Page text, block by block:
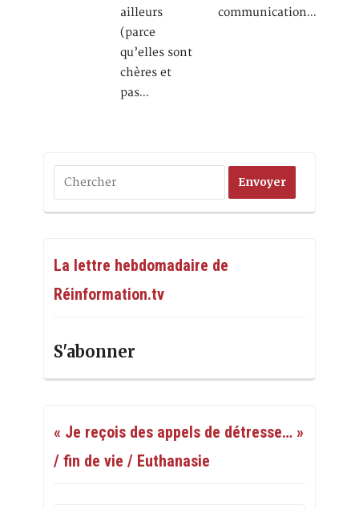
ailleurs
(parce
qu’elles sont
chères et
pas…
communication…
La lettre hebdomadaire de
Réinformation.tv
S'abonner
« Je reçois des appels de détresse… »
/ fin de vie / Euthanasie